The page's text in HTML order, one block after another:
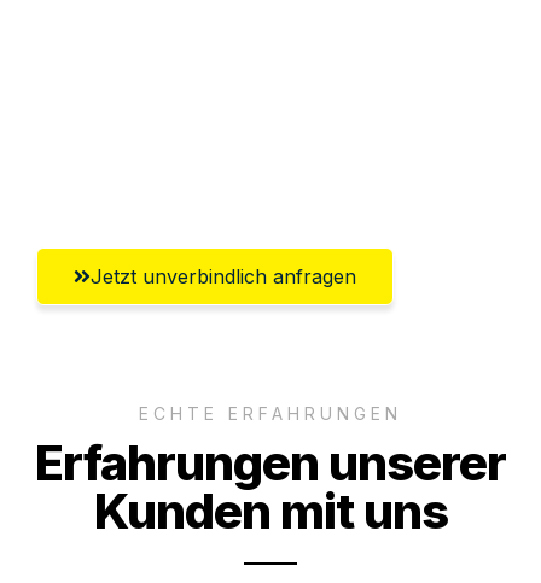
Jetzt unverbindlich anfragen
ECHTE ERFAHRUNGEN
Erfahrungen unserer
Kunden mit uns